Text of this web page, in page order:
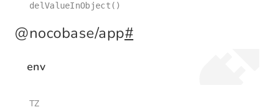
delValueInObject()
@nocobase/app#
env
TZ